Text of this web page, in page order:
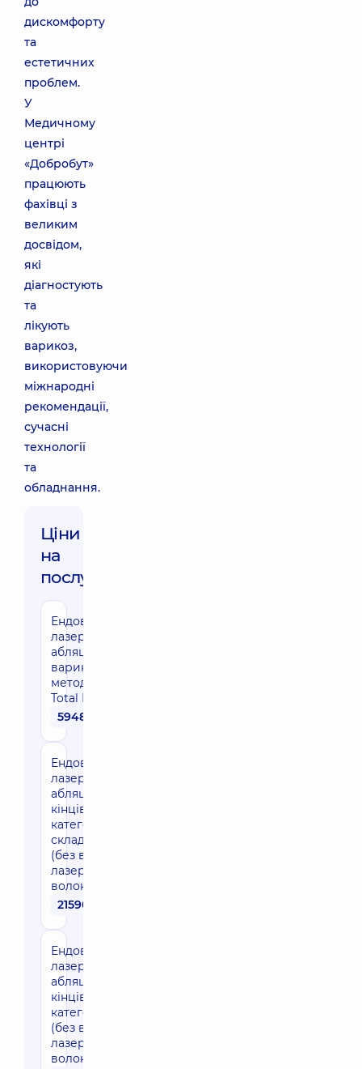
дискомфорту
та
естетичних
проблем.
У
Медичному
центрі
«Добробут»
працюють
фахівці з
великим
досвідом,
які
діагностують
та
лікують
варикоз,
використовуючи
міжнародні
рекомендації,
сучасні
технології
та
обладнання.
Ціни
на
послуги:
Ендовенозна
лазерна
абляція
варикозу
методикою
Total EVLA
59480 грн
Ендовенозна
лазерна
абляція 1
кінцівка 1
категорії
складності
(без вартості
лазерного
волокна)
21590 грн
Ендовенозна
лазерна
абляція 1
кінцівка 2
категорії
(без вартості
лазерного
волокна)